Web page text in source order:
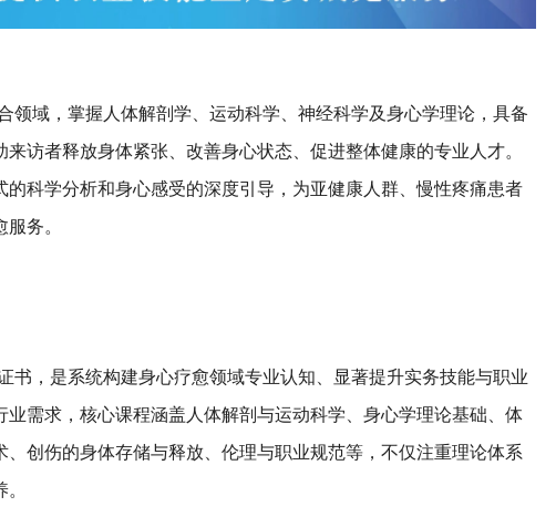
领域，掌握人体解剖学、运动科学、神经科学及身心学理论，具备
访者释放身体紧张、改善身心状态、促进整体健康的专业人才。
科学分析和身心感受的深度引导，为亚健康人群、慢性疼痛患者
务。
书，是系统构建身心疗愈领域专业认知、显著提升实务技能与职业
需求，核心课程涵盖人体解剖与运动科学、身心学理论基础、体
创伤的身体存储与释放、伦理与职业规范等，不仅注重理论体系